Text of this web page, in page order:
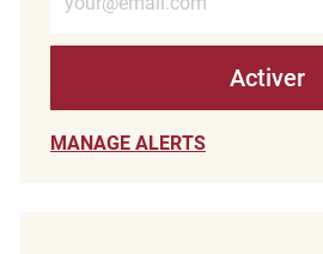
Activer
MANAGE ALERTS